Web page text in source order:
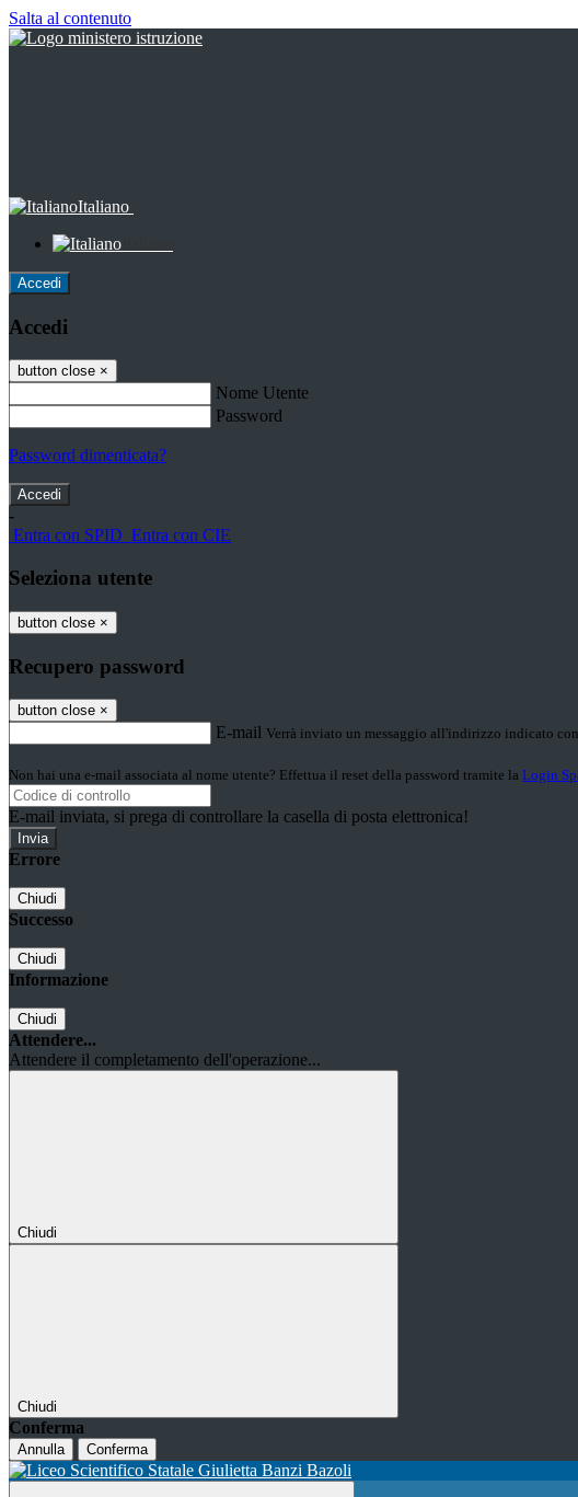
Salta al contenuto
Italiano
Accedi
Accedi
button close ×
Nome Utente
Password
Password dimenticata?
-
Entra con SPID Entra con CIE
Seleziona utente
button close ×
Recupero password
button close ×
E-mail Verrà inviato un messaggio all'indirizzo indicato
Non hai una e-mail associata al nome utente? Effettua il reset della password tramite la Login
E-mail inviata, si prega di controllare la casella di posta elettronica!
Errore
Chiudi
Successo
Chiudi
Informazione
Chiudi
Attendere...
Attendere il completamento dell'operazione...
Chiudi
Chiudi
Conferma
Annulla Conferma